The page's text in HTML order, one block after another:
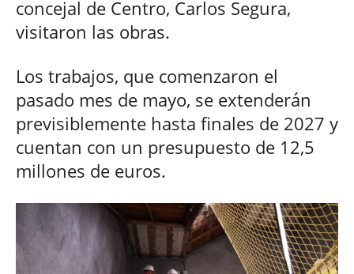
concejal de Centro, Carlos Segura,
visitaron las obras.
Los trabajos, que comenzaron el
pasado mes de mayo, se extenderán
previsiblemente hasta finales de 2027 y
cuentan con un presupuesto de 12,5
millones de euros.